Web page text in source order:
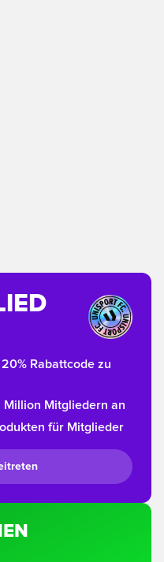
Rabattcode zu
Mitgliedern an
für Mitglieder